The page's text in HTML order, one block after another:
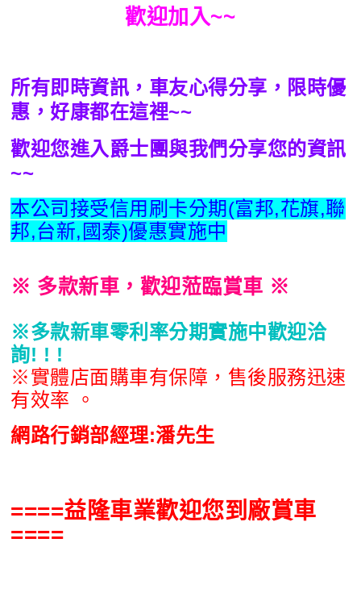
歡迎加入~~
所有即時資訊，車友心得分享，限時優
惠，好康都在這裡~~
歡迎您進入爵士團與我們分享您的資訊
~~
本公司接受信用刷卡分期(富邦,花旗,聯
邦,台新,國泰)優惠實施中
※ 多款新車，歡迎蒞臨賞車 ※
※多款新車零利率分期實施中歡迎洽
詢! ! !
※實體店面購車有保障，售後服務迅速
有效率 。
網路行銷部經理:潘先生
====益隆車業歡迎您到廠賞車
====